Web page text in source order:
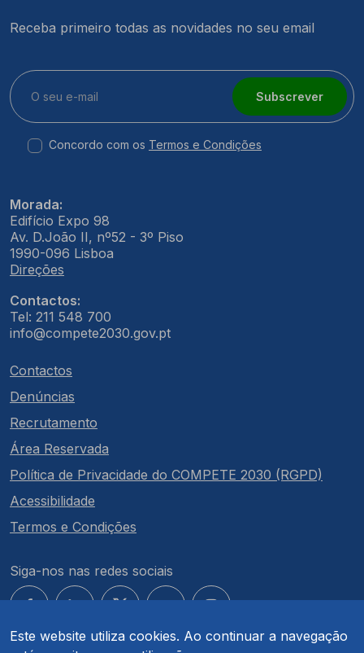
Este website utiliza cookies. Ao continuar a navegação
Receba primeiro todas as novidades no seu email
Subscrever
Concordo com os Termos e Condições
Morada:
Edifício Expo 98
Av. D.João II, nº52 - 3º Piso
1990-096 Lisboa
Direções
Contactos:
Tel: 211 548 700
info@compete2030.gov.pt
Contactos
Denúncias
Recrutamento
Área Reservada
Política de Privacidade do COMPETE 2030 (RGPD)
Acessibilidade
Termos e Condições
Siga-nos nas redes sociais